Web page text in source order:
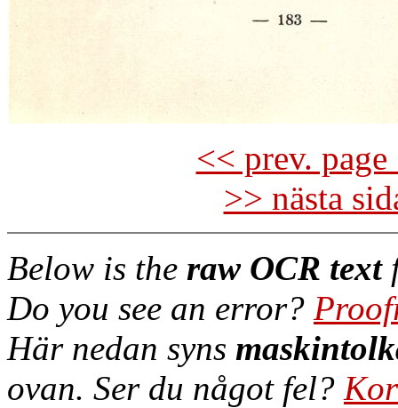
<< prev.
>> nästa
Below is the raw OCR text
Do you see an error?
Här nedan syns
ovan. Ser du något fel?